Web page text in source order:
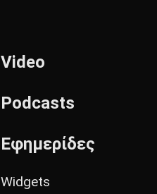
Video
Podcasts
Εφημερίδες
Widgets